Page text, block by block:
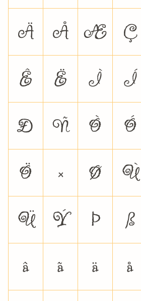
Ä
Å Æ Ç
Ê
Ë Ì Í
Ð
Ñ Ò Ó
Ö
× Ø Ù
Ü
Ý Þ ß
â
ã ä å